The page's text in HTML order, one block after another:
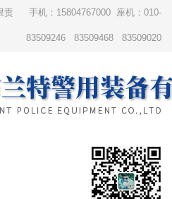
责 手机：15804767000 座机：010-
83509246 83509468 83509020